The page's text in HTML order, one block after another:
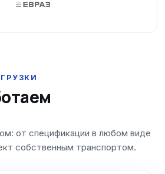
от спецификации в любом виде
собственным транспортом.